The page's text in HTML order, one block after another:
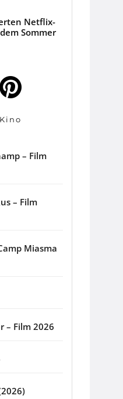
Netflix-
Sommer
– Film
– Film
Miasma
– Film 2026